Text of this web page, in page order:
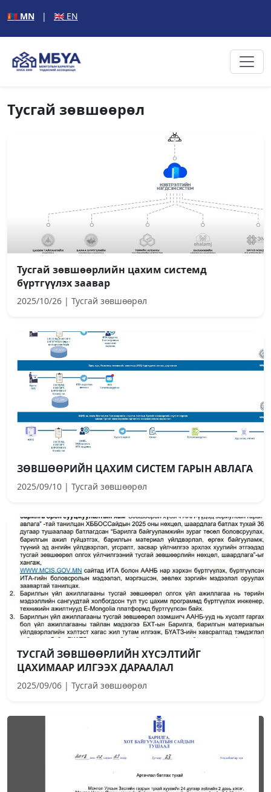
🇲🇳 MN | 🇬🇧 EN
Тусгай зөвшөөрөл
Тусгай зөвшөөрлийн цахим системд
бүртгүүлэх заавар
2025/10/26 | Тусгай зөвшөөрөл
ЗӨВШӨӨРИЙН ЦАХИМ СИСТЕМ ГАРЫН АВЛАГА
2025/09/10 | Тусгай зөвшөөрөл
ТУСГАЙ ЗӨВШӨӨРЛИЙН ХҮСЭЛТИЙГ
ЦАХИМААР ИЛГЭЭХ ДАРААЛАЛ
2025/09/06 | Тусгай зөвшөөрөл